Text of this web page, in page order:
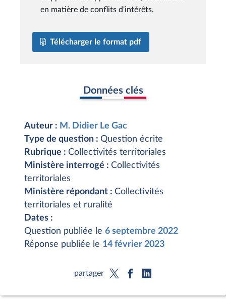
en matière de conflits d'intérêts.
Télécharger le format pdf
Données clés
Auteur : M. Didier Le Gac
Type de question : Question écrite
Rubrique : Collectivités territoriales
Ministère interrogé : Collectivités
territoriales
Ministère répondant : Collectivités
territoriales et ruralité
Dates :
Question publiée le 6 septembre 2022
Réponse publiée le 14 février 2023
partager